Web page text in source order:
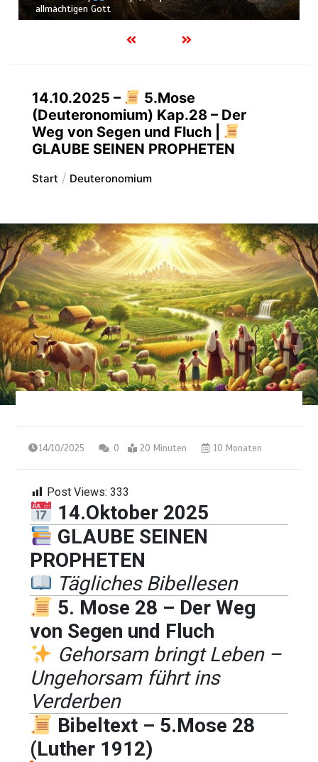
Schöpfung
14.10.2025 –
5.Mose
(Deuteronomium) Kap.28 – Der
Weg von Segen und Fluch |
GLAUBE SEINEN PROPHETEN
Start Deuteronomium
14/10/2025 0 20 Minuten 10 Monaten
Post Views: 333
14.Oktober 2025
GLAUBE SEINEN
PROPHETEN
Tägliches Bibellesen
5. Mose 28 – Der Weg
von Segen und Fluch
Gehorsam bringt Leben –
Ungehorsam führt ins
Verderben
Bibeltext – 5.Mose 28
(Luther 1912)